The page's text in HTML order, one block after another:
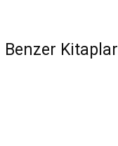
Benzer Kitaplar